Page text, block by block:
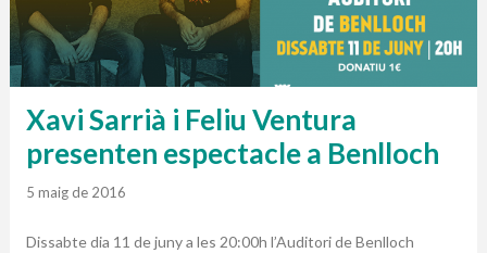
Xavi Sarrià i Feliu Ventura
presenten espectacle a Benlloch
5 maig de 2016
Dissabte dia 11 de juny a les 20:00h l’Auditori de Benlloch